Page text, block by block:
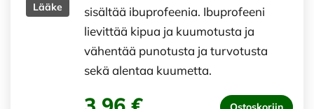
Lääke
sisältää ibuprofeenia. Ibuprofeeni
lievittää kipua ja kuumotusta ja
vähentää punotusta ja turvotusta
sekä alentaa kuumetta.